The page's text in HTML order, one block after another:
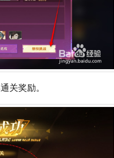
关奖励。